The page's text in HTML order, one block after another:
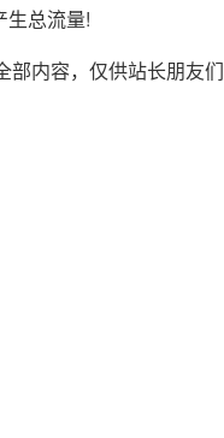
生总流量!
容，仅供站长朋友